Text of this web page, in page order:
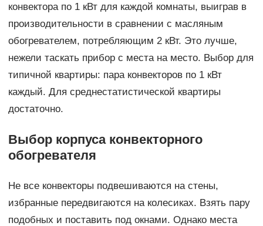
конвектора по 1 кВт для каждой комнаты, выиграв в
производительности в сравнении с масляным
обогревателем, потребляющим 2 кВт. Это лучше,
нежели таскать прибор с места на место. Выбор для
типичной квартиры: пара конвекторов по 1 кВт
каждый. Для среднестатистической квартиры
достаточно.
Выбор корпуса конвекторного
обогревателя
Не все конвекторы подвешиваются на стены,
избранные передвигаются на колесиках. Взять пару
подобных и поставить под окнами. Однако места